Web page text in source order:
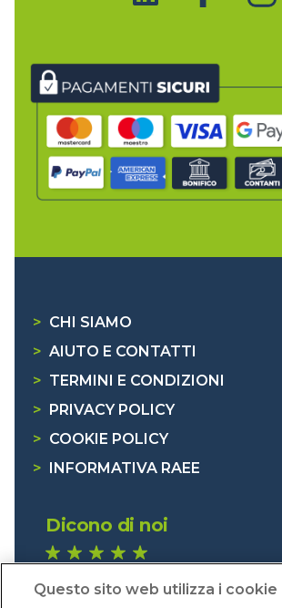
> CHI SIAMO
> AIUTO E CONTATTI
> TERMINI E CONDIZIONI
>
PRIVACY POLICY
> COOKIE POLICY
>
INFORMATIVA RAEE
Dicono di noi
Eccellente (4,8)
Questo sito web utilizza i cookie